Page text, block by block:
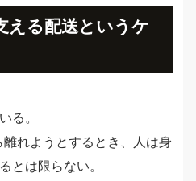
える配送というケ
る。
れようとするとき、人は身
とは限らない。